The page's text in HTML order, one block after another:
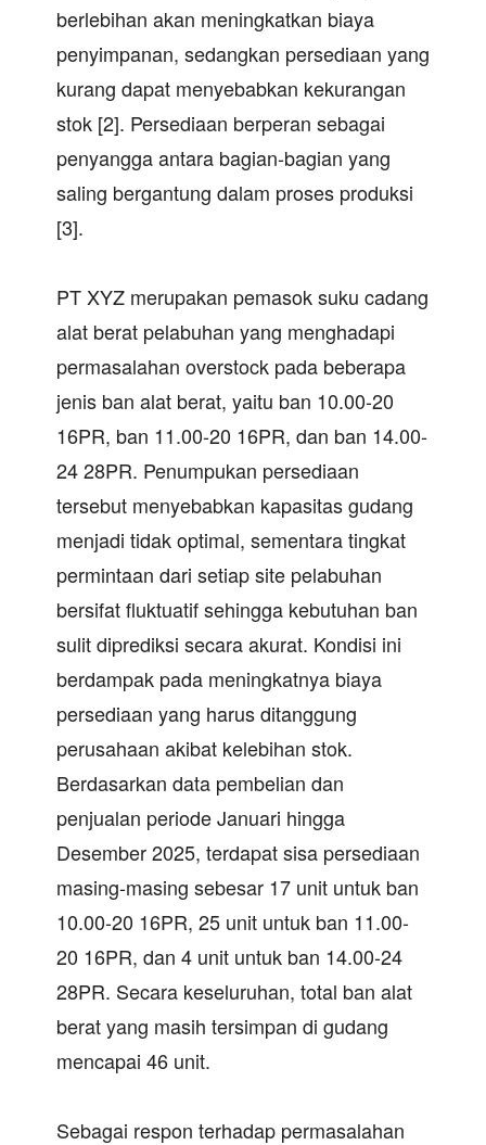
berlebihan akan meningkatkan biaya
penyimpanan, sedangkan persediaan yang
kurang dapat menyebabkan kekurangan
stok [2]. Persediaan berperan sebagai
penyangga antara bagian-bagian yang
saling bergantung dalam proses produksi
[3].
PT XYZ merupakan pemasok suku cadang
alat berat pelabuhan yang menghadapi
permasalahan overstock pada beberapa
jenis ban alat berat, yaitu ban 10.00-20
16PR, ban 11.00-20 16PR, dan ban 14.00-
24 28PR. Penumpukan persediaan
tersebut menyebabkan kapasitas gudang
menjadi tidak optimal, sementara tingkat
permintaan dari setiap site pelabuhan
bersifat fluktuatif sehingga kebutuhan ban
sulit diprediksi secara akurat. Kondisi ini
berdampak pada meningkatnya biaya
persediaan yang harus ditanggung
perusahaan akibat kelebihan stok.
Berdasarkan data pembelian dan
penjualan periode Januari hingga
Desember 2025, terdapat sisa persediaan
masing-masing sebesar 17 unit untuk ban
10.00-20 16PR, 25 unit untuk ban 11.00-
20 16PR, dan 4 unit untuk ban 14.00-24
28PR. Secara keseluruhan, total ban alat
berat yang masih tersimpan di gudang
mencapai 46 unit.
Sebagai respon terhadap permasalahan